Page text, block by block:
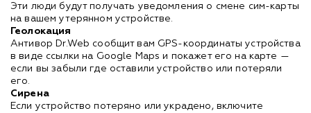
Эти люди будут получать уведомления о смене сим-карты
на вашем утерянном устройстве.
Геолокация
Антивор Dr.Web сообщит вам GPS-координаты устройства
в виде ссылки на Google Maps и покажет его на карте —
если вы забыли где оставили устройство или потеряли
его.
Сирена
Если устройство потеряно или украдено, включите